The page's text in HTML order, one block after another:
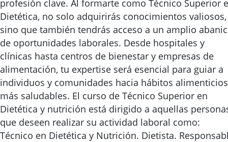
profesión clave. Al formarte como Técnico Superior
Dietética, no solo adquirirás conocimientos valiosos,
sino que también tendrás acceso a un amplio
de oportunidades laborales. Desde hospitales y
clínicas hasta centros de bienestar y empresas de
alimentación, tu expertise será esencial para guiar a
individuos y comunidades hacia hábitos alimenticios
más saludables. El curso de Técnico Superior en
Dietética y nutrición está dirigido a aquellas
que deseen realizar su actividad laboral como:
Técnico en Dietética y Nutrición. Dietista.